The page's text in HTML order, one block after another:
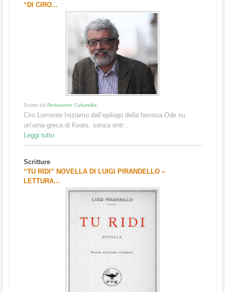
“DI CIRO...
Scritto da Redazione Culturelite
Ciro Lomonte Iniziamo dall’epilogo della famosa Ode su
un’urna greca di Keats, senza entr...
Leggi tutto
Scritture
“TU RIDI” NOVELLA DI LUIGI PIRANDELLO –
LETTURA...